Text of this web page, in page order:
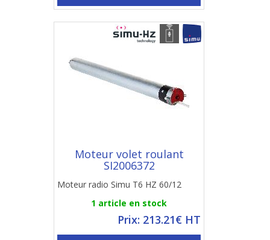
Moteur volet roulant
SI2006372
Moteur radio Simu T6 HZ 60/12
1 article en stock
Prix: 213.21€ HT